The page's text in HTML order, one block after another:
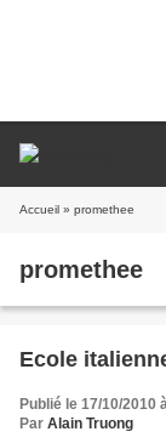
Accueil » promethee
promethee
Ecole
Publié le 17/10/2010
Par Alain Truong